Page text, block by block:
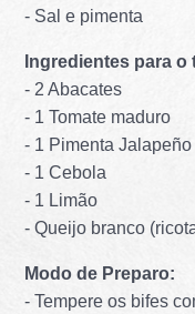
- Sal e pimenta
Ingredientes para o
- 2 Abacates
- 1 Tomate maduro
- 1 Pimenta
- 1 Cebola
- 1 Limão
- Queijo branco
Modo de Preparo:
- Tempere os bifes